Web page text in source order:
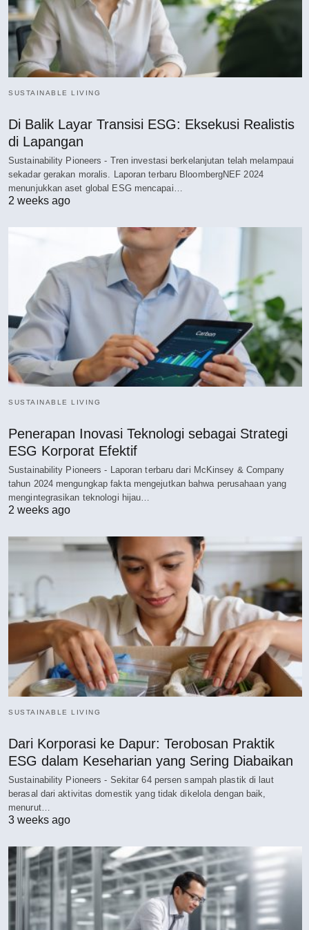
SUSTAINABLE LIVING
Di Balik Layar Transisi ESG: Eksekusi Realistis
di Lapangan
Sustainability Pioneers - Tren investasi berkelanjutan telah melampaui
sekadar gerakan moralis. Laporan terbaru BloombergNEF 2024
menunjukkan aset global ESG mencapai…
2 weeks ago
SUSTAINABLE LIVING
Penerapan Inovasi Teknologi sebagai Strategi
ESG Korporat Efektif
Sustainability Pioneers - Laporan terbaru dari McKinsey & Company
tahun 2024 mengungkap fakta mengejutkan bahwa perusahaan yang
mengintegrasikan teknologi hijau…
2 weeks ago
SUSTAINABLE LIVING
Dari Korporasi ke Dapur: Terobosan Praktik
ESG dalam Keseharian yang Sering Diabaikan
Sustainability Pioneers - Sekitar 64 persen sampah plastik di laut
berasal dari aktivitas domestik yang tidak dikelola dengan baik,
menurut…
3 weeks ago